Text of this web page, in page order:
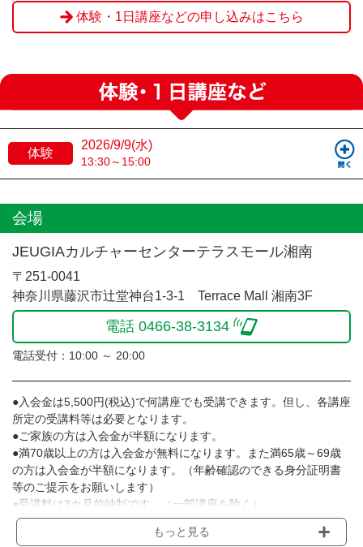
体験・1日講座などの申し込みはこちら
体験
2026/9/9(水)
13:30～15:00
会場
JEUGIAカルチャーセンターテラスモール湘南
〒251-0041
神奈川県藤沢市辻堂神台1-3-1 Terrace Mall 湘南3F
電話 0466-38-3134
電話受付：10:00 ～ 20:00
●入会金は5,500円(税込)で何講座でも受講できます。但し、各講座
所定の受講料等は必要となります。
●ご家族の方は入会金が半額になります。
●満70歳以上の方は入会金が無料になります。また満65歳～69歳
の方は入会金が半額になります。（年齢確認のできる身分証明書
等のご提示をお願いします）
●受講料は3カ月前納制です。（一部講座を除く）
●受講料には運営費として１講座につき月額770円(税込)が含まれ
ております。また一部の講座では別途傷害保険料も含まれており
もっと見る